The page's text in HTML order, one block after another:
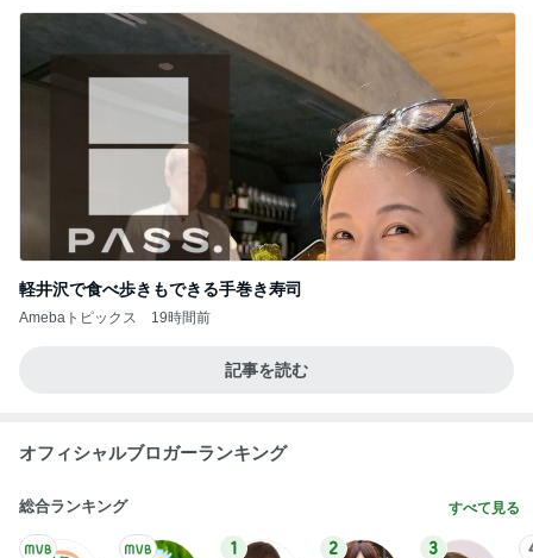
軽井沢で食べ歩きもできる手巻き寿司
Amebaトピックス 19時間前
記事を読む
オフィシャルブロガーランキング
総合ランキング すべて見る
1 2 3